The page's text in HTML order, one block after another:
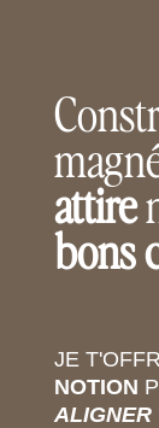
attire
bons
JE
NOTION
ALIGNER